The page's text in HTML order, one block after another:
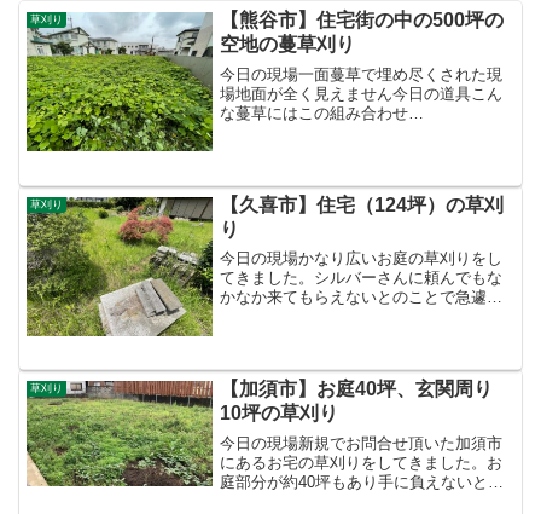
草刈り
【熊谷市】住宅街の中の500坪の
空地の蔓草刈り
今日の現場一面蔓草で埋め尽くされた現
場地面が全く見えません今日の道具こん
な蔓草にはこの組み合わせ
す。作業中の動画はこちらで...
草刈り
【久喜市】住宅（124坪）の草刈
り
今日の現場かなり広いお庭の草刈りをし
てきました。シルバーさんに頼んでもな
かなか来てもらえないとのことで急遽ご
草刈り
【加須市】お庭40坪、玄関周り
10坪の草刈り
今日の現場新規でお問合せ頂いた加須市
にあるお宅の草刈りをしてきました。お
庭部分が約40坪もあり手に負えないとい